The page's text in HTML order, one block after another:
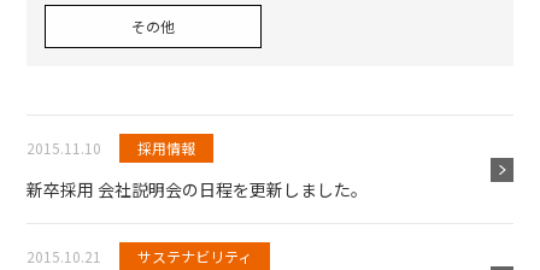
その他
2015.11.10 採用情報
新卒採用 会社説明会の日程を更新しました。
2015.10.21 サステナビリティ